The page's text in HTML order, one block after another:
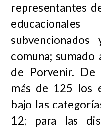
representantes
comuna; sumado
de Porvenir. De
más de 125 los
bajo las
12; para las